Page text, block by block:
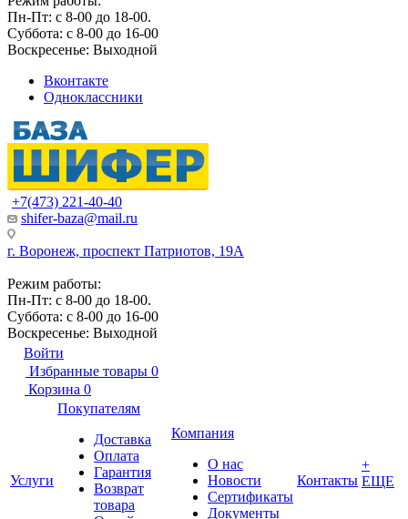
Пн-Пт: с 8-00 до 18-00.
Суббота: с 8-00 до 16-00
Воскресенье: Выходной
Вконтакте
Одноклассники
+7(473) 221-40-40
shifer-baza@mail.ru
г. Воронеж, проспект Патриотов, 19А
Режим работы:
Пн-Пт: с 8-00 до 18-00.
Суббота: с 8-00 до 16-00
Воскресенье: Выходной
Войти
Избранные товары 0
Корзина 0
Услуги
Покупателям
Доставка
Оплата
Гарантия
Возврат
товара
Компания
О нас
Новости
Сертификаты
Документы
Контакты
+
ЕЩЕ